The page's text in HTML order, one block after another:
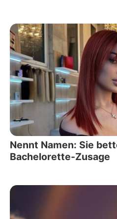
Nennt Namen: Sie
Bachelorette-Zusage